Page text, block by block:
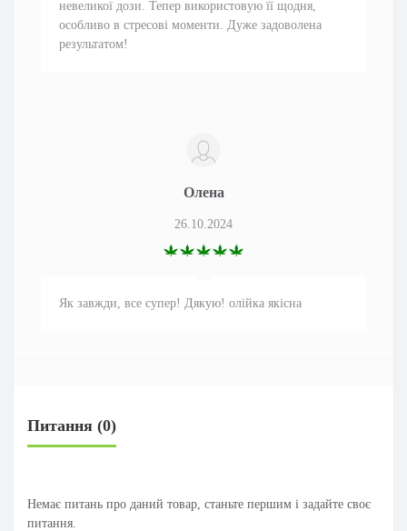
невеликої дози. Тепер використовую її щодня,
особливо в стресові моменти. Дуже задоволена
результатом!
Олена
26.10.2024
Як завжди, все супер! Дякую! олійка якісна
Питання (0)
Немає питань про даний товар, станьте першим і задайте своє
питання.